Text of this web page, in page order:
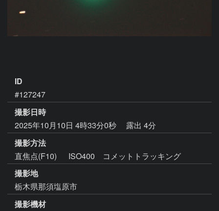
ID
#127247
撮影日時
2025年10月10日 4時33分0秒
露出 4分
撮影方法
直焦点(F10) ISO400 コメットトラッキング
撮影地
栃木県那須塩原市
撮影機材